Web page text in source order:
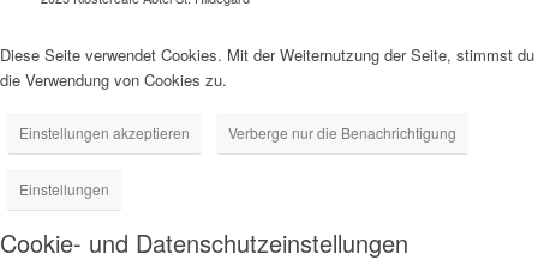
Diese Seite verwendet Cookies. Mit der Weiternutzung der Seite, stimmst du
die Verwendung von Cookies zu.
Einstellungen akzeptieren Verberge nur die Benachrichtigung
Einstellungen
Cookie- und Datenschutzeinstellungen